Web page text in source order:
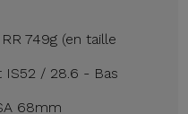
749g (en taille
IS52 / 28.6 - Bas
68mm